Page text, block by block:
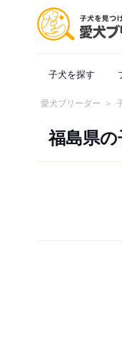
子犬を探す
愛犬ブリーダー
福島県